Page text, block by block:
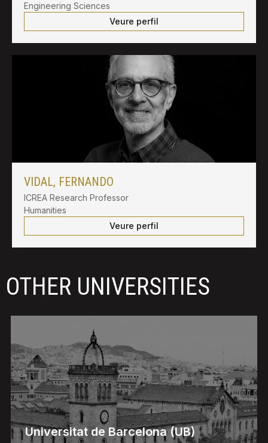
Engineering Sciences
Veure perfil
VIDAL, FERNANDO
ICREA Research Professor
Humanities
Veure perfil
OTHER UNIVERSITIES
Universitat de Barcelona (UB)